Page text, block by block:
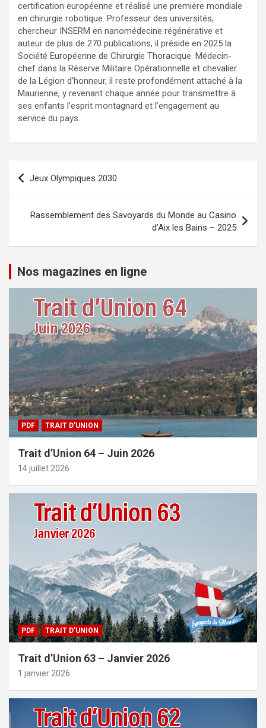
certification européenne et réalisé une première mondiale
en chirurgie robotique. Professeur des universités,
chercheur INSERM en nanomédecine régénérative et
auteur de plus de 270 publications, il préside en 2025 la
Société Européenne de Chirurgie Thoracique. Médecin-
chef dans la Réserve Militaire Opérationnelle et chevalier
de la Légion d’honneur, il reste profondément attaché à la
Maurienne, y revenant chaque année pour transmettre à
ses enfants l’esprit montagnard et l’engagement au
service du pays.
Navigation
de
l’article
Jeux Olympiques 2030
Rassemblement des Savoyards du Monde au Casino
d’Aix les Bains – 2025
Nos magazines en ligne
PDF TRAIT D'UNION
Trait d’Union 64 – Juin 2026
14 juillet 2026
PDF TRAIT D'UNION
Trait d’Union 63 – Janvier 2026
1 janvier 2026